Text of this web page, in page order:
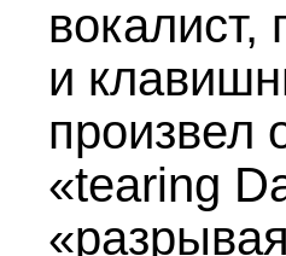
вокалист,
и
произвел
«tearing